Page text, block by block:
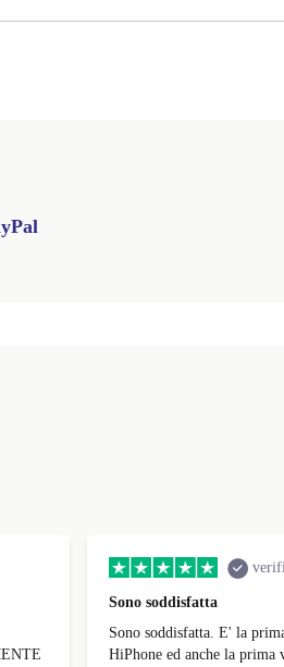
Sono soddisfatta
Sono soddisfatta. E' la
HiPhone ed anche la prima